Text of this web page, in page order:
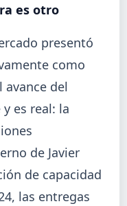
pagos metalúrgica
siguen vigentes los
zona norte: llegó a
metalúrgica cayó
es otro
presentó
como
avance del
es real: la
de Javier
de capacidad
las entregas